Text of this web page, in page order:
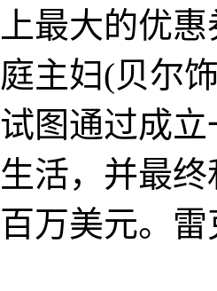
最大的优
主妇(贝尔
图通过成
活，并最
万美元。